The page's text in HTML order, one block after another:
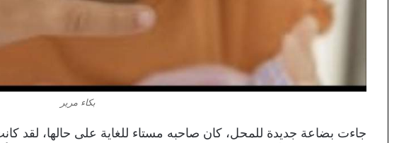
بكاء مرير
جاءت بضاعة جديدة للمحل، كان صاحبه مستاء للغاية على حالها، لقد